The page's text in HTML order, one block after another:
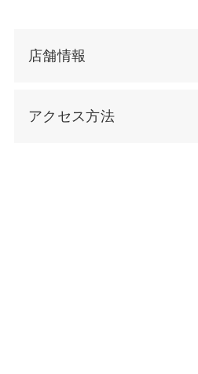
店舗情報
アクセス方法